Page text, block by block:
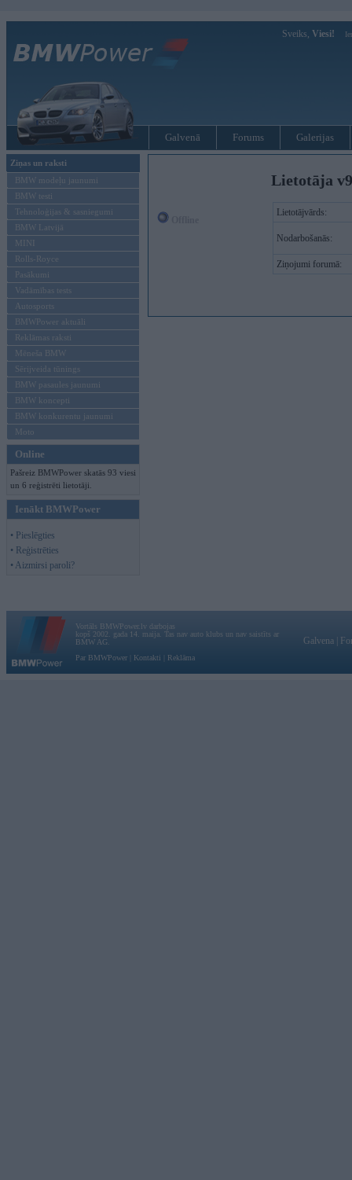
Sveiks, Viesi!
Galvenā Forums Galerijas
Ziņas un raksti
BMW modeļu jaunumi
BMW testi
Tehnoloģijas & sasniegumi
BMW Latvijā
MINI
Rolls-Royce
Pasākumi
Vadāmības tests
Autosports
BMWPower aktuāli
Reklāmas raksti
Mēneša BMW
Sērijveida tūnings
BMW pasaules jaunumi
BMW koncepti
BMW konkurentu jaunumi
Moto
Online
Pašreiz BMWPower skatās 93 viesi
un 6 reģistrēti lietotāji.
Ienākt BMWPower
• Pieslēgties
• Reģistrēties
• Aizmirsi paroli?
Lietotāja
Lietotājvārds:
Nodarbošanās:
Ziņojumi forumā:
Vortāls BMWPower.lv darbojas
kopš 2002. gada 14. maija. Tas nav auto klubs un nav saistīts ar
BMW AG.
Par BMWPower
Kontakti Reklāma
Galvena